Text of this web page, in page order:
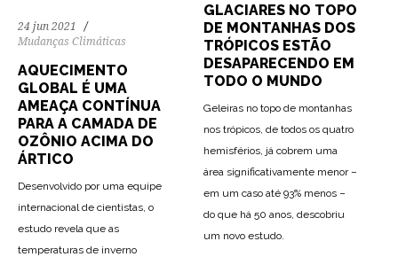
GLACIARES NO TOPO
DE MONTANHAS DOS
TRÓPICOS ESTÃO
DESAPARECENDO EM
TODO O MUNDO
Geleiras no topo de montanhas
nos trópicos, de todos os quatro
hemisférios, já cobrem uma
área significativamente menor –
em um caso até 93% menos –
do que há 50 anos, descobriu
um novo estudo.
24 jun 2021
Mudanças Climáticas
AQUECIMENTO
GLOBAL É UMA
AMEAÇA CONTÍNUA
PARA A CAMADA DE
OZÔNIO ACIMA DO
ÁRTICO
Desenvolvido por uma equipe
internacional de cientistas, o
estudo revela que as
temperaturas de inverno